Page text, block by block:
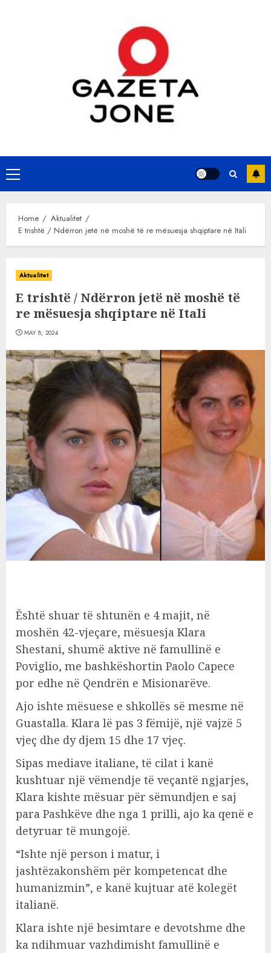
Primary
Menu
Home
Aktualitet
E trishtë / Ndërron jetë në moshë të re mësuesja shqiptare në Itali
Aktualitet
E trishtë / Ndërron jetë në moshë të
re mësuesja shqiptare në Itali
MAY 8, 2024
Është shuar të shtunën e 4 majit, në
moshën 42-vjeçare, mësuesja Klara
Shestani, shumë aktive në famullinë e
Poviglio, me bashkëshortin Paolo Capece
por edhe në Qendrën e Misionarëve.
Ajo ishte mësuese e shkollës së mesme në
Guastalla. Klara lë pas 3 fëmijë, një vajzë 5
vjeç dhe dy djem 15 dhe 17 vjeç.
Sipas mediave italiane, të cilat i kanë
kushtuar një vëmendje të veçantë ngjarjes,
Klara kishte mësuar për sëmundjen e saj
para Pashkëve dhe nga 1 prilli, ajo ka qenë e
detyruar të mungojë.
“Ishte një person i matur, i
jashtëzakonshëm për kompetencat dhe
humanizmin”, e kanë kujtuar atë kolegët
italianë.
Klara ishte një besimtare e devotshme dhe
ka ndihmuar vazhdimisht famullinë e